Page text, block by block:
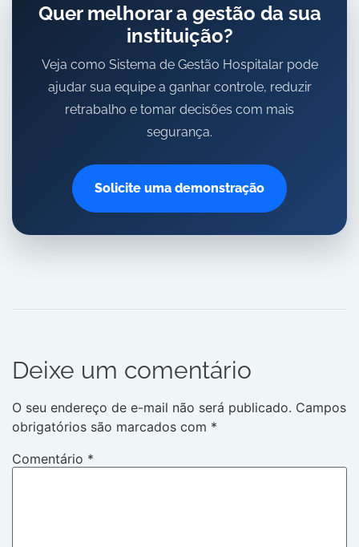
Quer melhorar a gestão da sua
instituição?
Veja como Sistema de Gestão Hospitalar pode
ajudar sua equipe a ganhar controle, reduzir
retrabalho e tomar decisões com mais
segurança.
Solicite uma demonstração
Deixe um comentário
O seu endereço de e-mail não será publicado. Campos
obrigatórios são marcados com *
Comentário *